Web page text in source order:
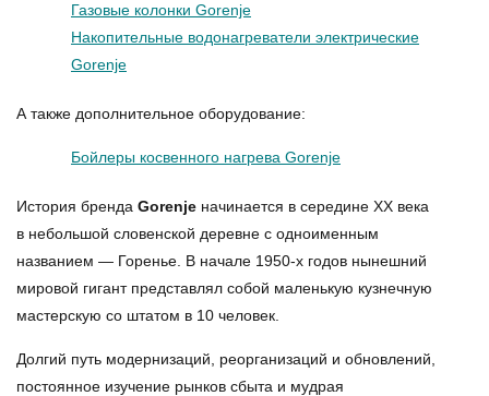
Газовые колонки Gorenje
Накопительные водонагреватели электрические
Gorenje
А также дополнительное оборудование:
Бойлеры косвенного нагрева Gorenje
История бренда Gorenje начинается в середине XX века
в небольшой словенской деревне с одноименным
названием — Горенье. В начале 1950-х годов нынешний
мировой гигант представлял собой маленькую кузнечную
мастерскую со штатом в 10 человек.
Долгий путь модернизаций, реорганизаций и обновлений,
постоянное изучение рынков сбыта и мудрая